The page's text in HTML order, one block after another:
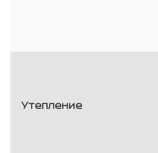
Утепление